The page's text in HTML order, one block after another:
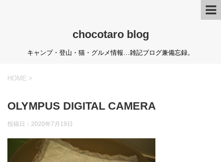
chocotaro blog
キャンプ・登山・猫・グルメ情報…雑記ブログ兼備忘録。
HOME >
OLYMPUS DIGITAL CAMERA
投稿日： 2020年7月19日